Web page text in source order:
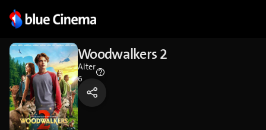
Woodwalkers 2
Alter
6